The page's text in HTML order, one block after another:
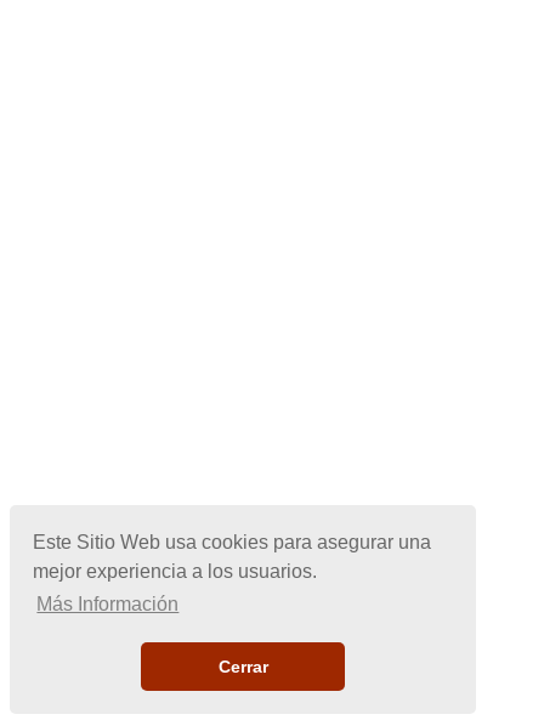
Este Sitio Web usa cookies para asegurar una
mejor experiencia a los usuarios.
Más Información
Cerrar